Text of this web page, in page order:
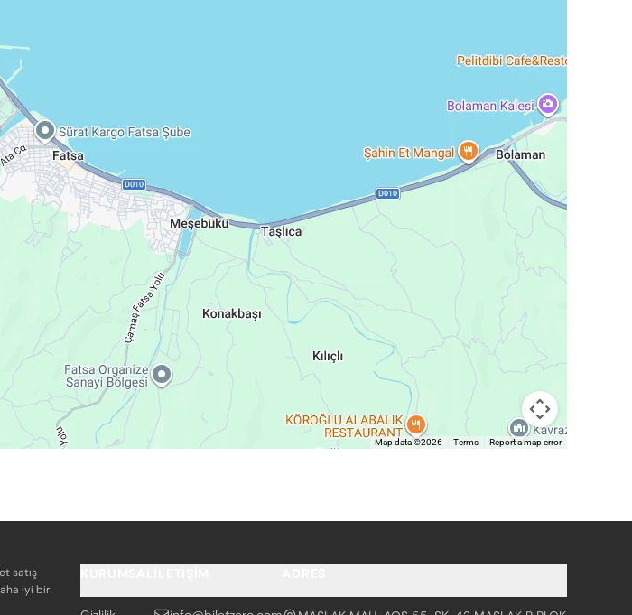
Map data ©2026 Terms Report a map error
satış
iyi bir